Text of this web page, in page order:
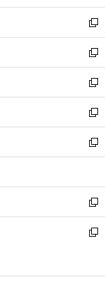
開
く
ウ
で
開
く
ン
ド
ウ
で
開
く
ウ
ィ
ン
ド
ウ
で
開
く
新
し
い
ウ
ィ
ン
ド
ウ
で
開
新
し
い
ウ
ィ
ン
ド
ウ
開
く
新
し
い
ウ
ィ
ン
ウ
で
開
く
新
し
い
ウ
ン
ド
ウ
で
新
し
ウ
ィ
ン
ド
開
新
し
い
ン
新
ウ